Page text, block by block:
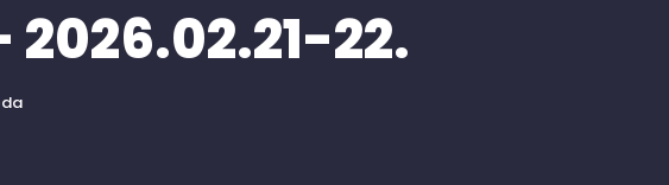
22.